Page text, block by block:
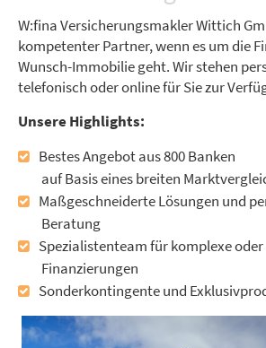
W:fina Versicherungsmakler Wittich
kompetenter Partner, wenn es um die
Wunsch-Immobilie geht. Wir stehen
telefonisch oder online für Sie zur
Unsere Highlights:
Bestes Angebot aus 800 Banken
auf Basis eines breiten
Maßgeschneiderte Lösungen und
Beratung
Spezialistenteam für komplexe
Finanzierungen
Sonderkontingente und